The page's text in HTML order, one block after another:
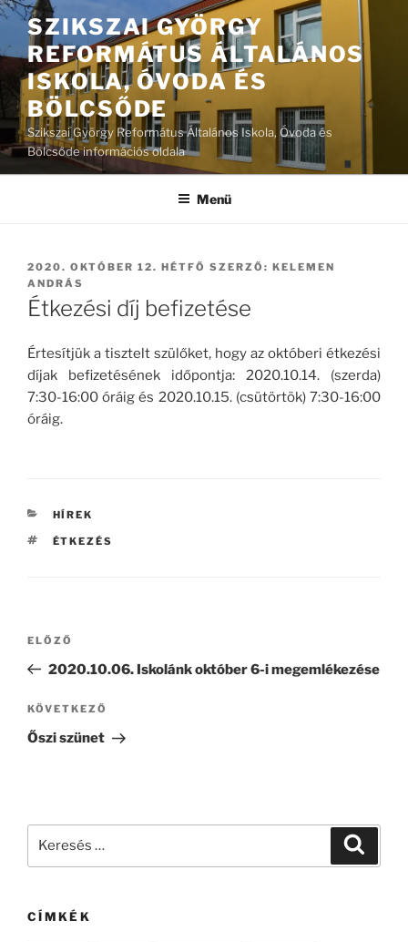
Tartalomhoz
SZIKSZAI GYÖRGY
REFORMÁTUS ÁLTALÁNOS
ISKOLA, ÓVODA ÉS
BÖLCSŐDE
Szikszai György Református Általános Iskola, Óvoda és
Bölcsőde információs oldala
Menü
BEKÜLDVE:
2020. OKTÓBER 12. HÉTFŐ SZERZŐ: KELEMEN
ANDRÁS
Étkezési díj befizetése
Értesítjük a tisztelt szülőket, hogy az októberi étkezési
díjak befizetésének időpontja: 2020.10.14. (szerda)
7:30-16:00 óráig és 2020.10.15. (csütörtök) 7:30-16:00
óráig.
KATEGÓRIÁK
HÍREK
CÍMKÉK
ÉTKEZÉS
Bejegyzés
Korábbi
bejegyzés
ELŐZŐ
2020.10.06. Iskolánk október 6-i megemlékezése
Következő
bejegyzés
KÖVETKEZŐ
Őszi szünet
CÍMKÉK